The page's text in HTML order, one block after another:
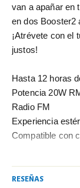
van a apañar en
en dos Booster2
¡Atrévete con el
justos!​
Hasta 12 horas
Potencia 20W
Radio FM
Experiencia
Compatible con
RESEÑAS